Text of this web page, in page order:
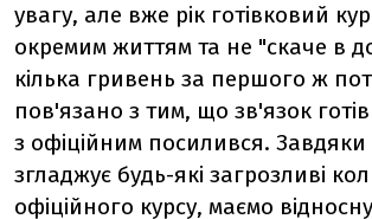
увагу, але вже рік готівковий
окремим життям та не "скаче в
кілька гривень за першого ж
пов'язано з тим, що зв'язок
з офіційним посилився.
згладжує будь-які загрозливі
офіційного курсу, маємо відносну